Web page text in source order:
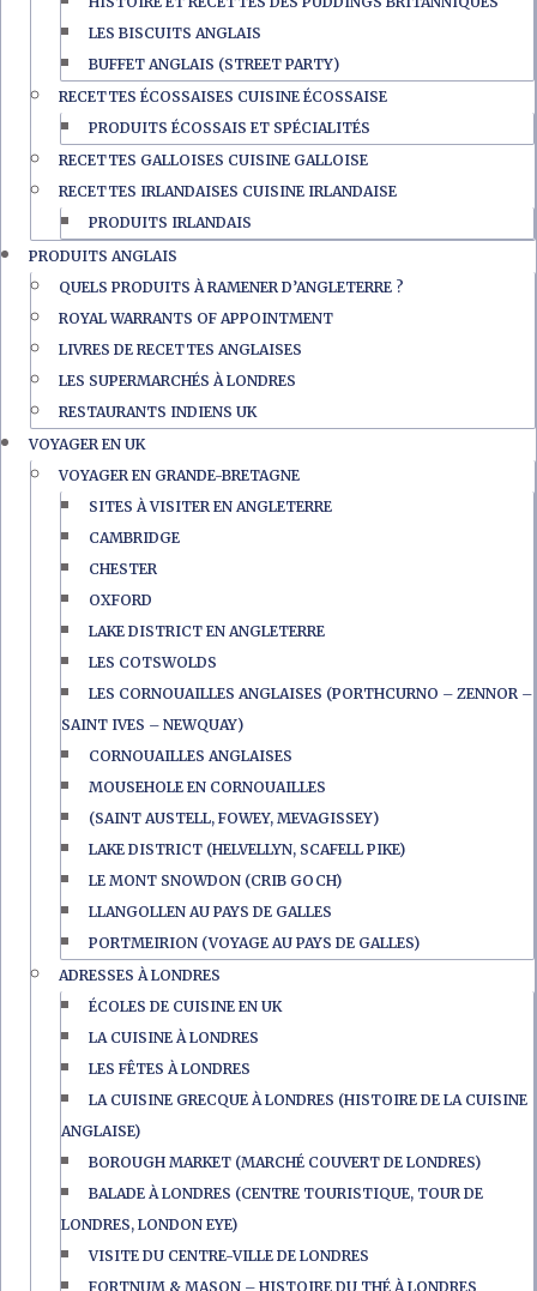
LES BISCUITS ANGLAIS
BUFFET ANGLAIS (STREET PARTY)
RECETTES ÉCOSSAISES CUISINE ÉCOSSAISE
PRODUITS ÉCOSSAIS ET SPÉCIALITÉS
RECETTES GALLOISES CUISINE GALLOISE
RECETTES IRLANDAISES CUISINE IRLANDAISE
PRODUITS IRLANDAIS
PRODUITS ANGLAIS
QUELS PRODUITS À RAMENER D’ANGLETERRE ?
ROYAL WARRANTS OF APPOINTMENT
LIVRES DE RECETTES ANGLAISES
LES SUPERMARCHÉS À LONDRES
RESTAURANTS INDIENS UK
VOYAGER EN UK
VOYAGER EN GRANDE-BRETAGNE
SITES À VISITER EN ANGLETERRE
CAMBRIDGE
CHESTER
OXFORD
LAKE DISTRICT EN ANGLETERRE
LES COTSWOLDS
LES CORNOUAILLES ANGLAISES (PORTHCURNO – ZENNOR –
SAINT IVES – NEWQUAY)
CORNOUAILLES ANGLAISES
MOUSEHOLE EN CORNOUAILLES
(SAINT AUSTELL, FOWEY, MEVAGISSEY)
LAKE DISTRICT (HELVELLYN, SCAFELL PIKE)
LE MONT SNOWDON (CRIB GOCH)
LLANGOLLEN AU PAYS DE GALLES
PORTMEIRION (VOYAGE AU PAYS DE GALLES)
ADRESSES À LONDRES
ÉCOLES DE CUISINE EN UK
LA CUISINE À LONDRES
LES FÊTES À LONDRES
LA CUISINE GRECQUE À LONDRES (HISTOIRE DE LA CUISINE
ANGLAISE)
BOROUGH MARKET (MARCHÉ COUVERT DE LONDRES)
BALADE À LONDRES (CENTRE TOURISTIQUE, TOUR DE
LONDRES, LONDON EYE)
VISITE DU CENTRE-VILLE DE LONDRES
FORTNUM & MASON – HISTOIRE DU THÉ À LONDRES